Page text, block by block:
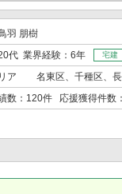
羽 朋樹
代 業界経験：6年
宅建
ア
名東区、千種区、
数：120件 応援獲得件数